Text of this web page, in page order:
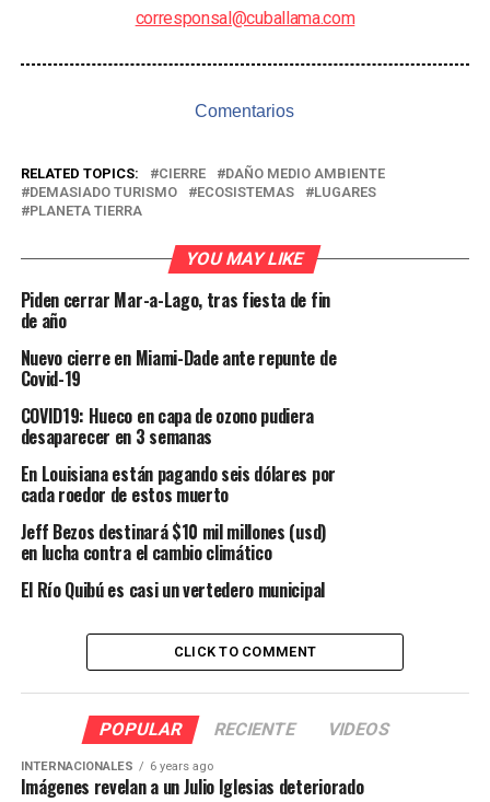
corresponsal@cuballama.com
Comentarios
RELATED TOPICS: CIERRE
DAÑO MEDIO AMBIENTE
DEMASIADO TURISMO
ECOSISTEMAS
LUGARES
PLANETA TIERRA
YOU MAY LIKE
Piden cerrar Mar-a-Lago, tras fiesta de fin
de año
Nuevo cierre en Miami-Dade ante repunte de
Covid-19
COVID19: Hueco en capa de ozono pudiera
desaparecer en 3 semanas
En Louisiana están pagando seis dólares por
cada roedor de estos muerto
Jeff Bezos destinará $10 mil millones (usd)
en lucha contra el cambio climático
El Río Quibú es casi un vertedero municipal
CLICK TO COMMENT
POPULAR RECIENTE VIDEOS
INTERNACIONALES 6 years ago
Imágenes revelan a un Julio Iglesias deteriorado